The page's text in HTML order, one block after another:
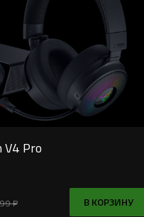
V4 Pro
₽ В КОРЗИНУ